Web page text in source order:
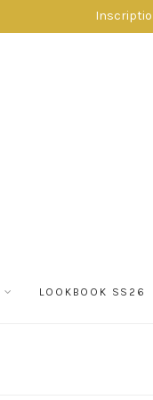
LOOKBOOK SS26